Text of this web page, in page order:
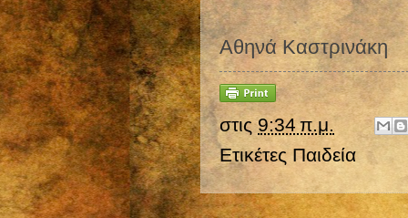
Αθηνά Καστρινάκη
στις9:34 π.μ.
Ετικέτες Παιδεία